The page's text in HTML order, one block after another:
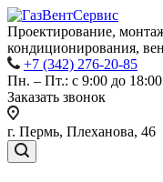
Проектирование,
кондиционирования,
+7 (342) 276-20-85
Пн. – Пт.: с 9:00 до 18:00
Заказать звонок
г. Пермь, Плеханова, 46